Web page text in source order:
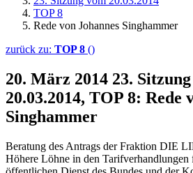
TOP 8
Rede von Johannes Singhammer
zurück zu: TOP 8 ()
20. März 2014 23.
20.03.2014, TOP 8: Rede
Singhammer
Beratung des Antrags der Fraktion DIE
Höhere Löhne in den